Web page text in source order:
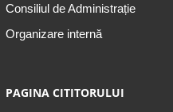
Consiliul de Administrație
Organizare internă
PAGINA CITITORULUI